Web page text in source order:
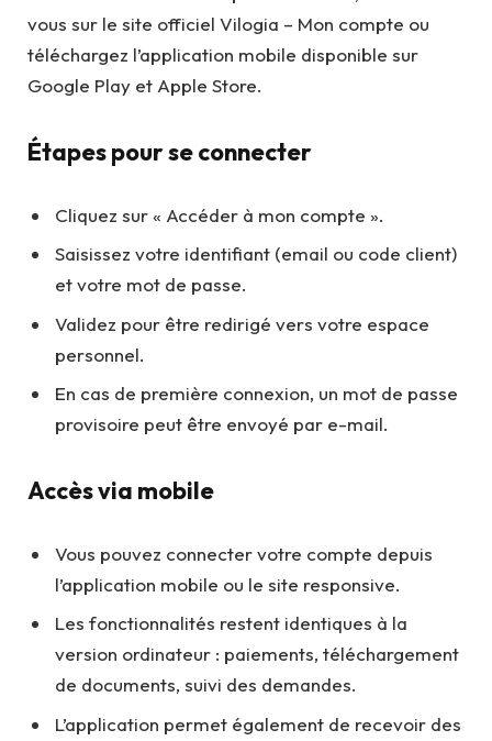
vous sur le site officiel Vilogia – Mon compte ou
téléchargez l’application mobile disponible sur
Google Play et Apple Store.
Étapes pour se connecter
Cliquez sur « Accéder à mon compte ».
Saisissez votre identifiant (email ou code client)
et votre mot de passe.
Validez pour être redirigé vers votre espace
personnel.
En cas de première connexion, un mot de passe
provisoire peut être envoyé par e-mail.
Accès via mobile
Vous pouvez connecter votre compte depuis
l’application mobile ou le site responsive.
Les fonctionnalités restent identiques à la
version ordinateur : paiements, téléchargement
de documents, suivi des demandes.
L’application permet également de recevoir des